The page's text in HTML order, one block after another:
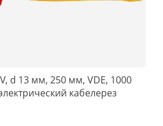
d 13 мм, 250 мм, VDE, 1000
кабелерез